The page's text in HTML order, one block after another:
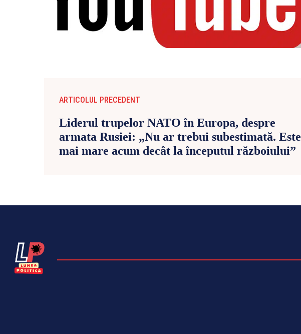
ARTICOLUL PRECEDENT
Liderul trupelor NATO în Europa, despre
armata Rusiei: „Nu ar trebui subestimată. Este
mai mare acum decât la începutul războiului”